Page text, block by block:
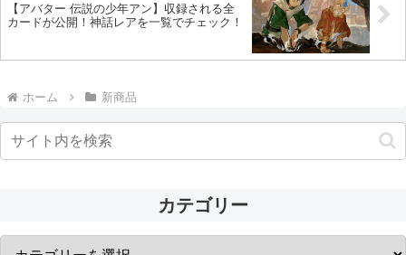
【アバター 伝説の少年アン】収録される全
カードが公開！神話レアを一覧でチェック！
ホーム 新商品
カテゴリー